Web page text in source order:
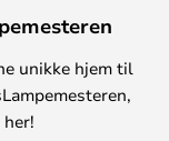
unikke hjem til